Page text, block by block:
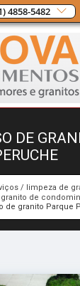
4858-5482
DE
limpeza de
granito de
de granito Parque